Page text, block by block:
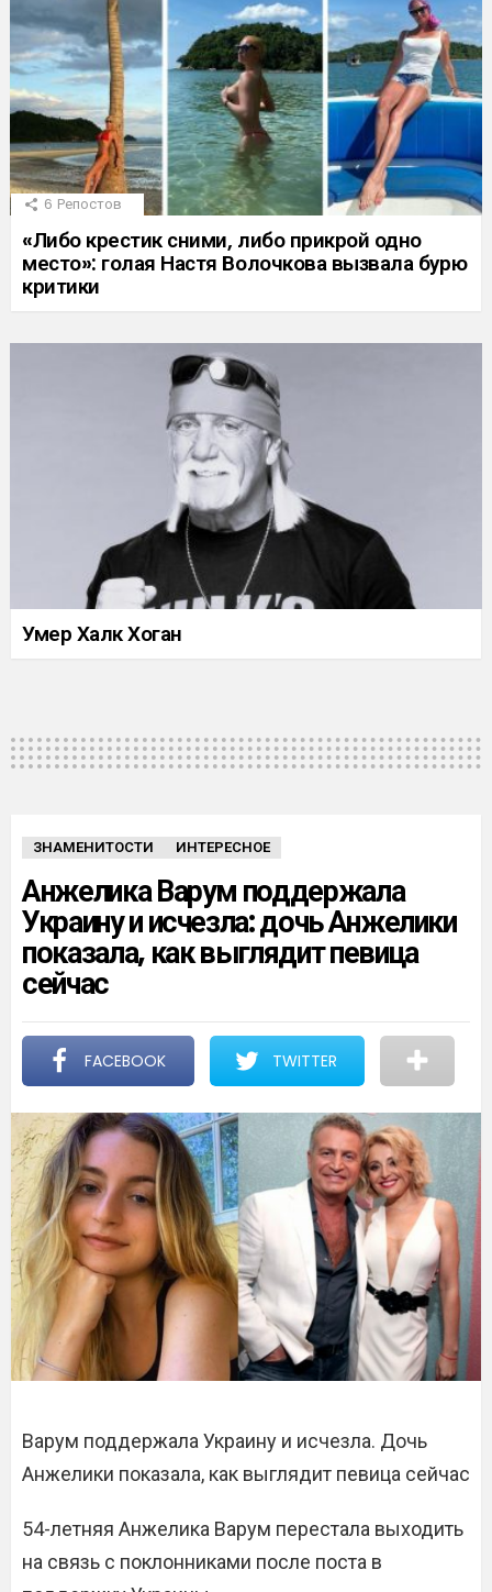
6 Репостов
«Либо крестик сними, либо прикрой одно
место»: голая Настя Волочкова вызвала бурю
критики
Умер Халк Хоган
ЗНАМЕНИТОСТИ ИНТЕРЕСНОЕ
Анжелика Варум поддержала
Украину и исчезла: дочь Анжелики
показала, как выглядит певица
сейчас
FACEBOOK TWITTER
Варум поддержала Украину и исчезла. Дочь
Анжелики показала, как выглядит певица сейчас
54-летняя Анжелика Варум перестала выходить
на связь с поклонниками после поста в